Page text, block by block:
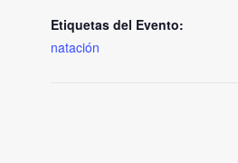
Etiquetas del Evento:
natación